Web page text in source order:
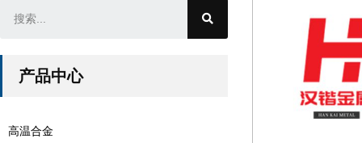
产品中心
高温合金